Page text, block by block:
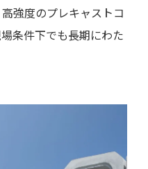
強度のプレキャストコ
条件下でも長期にわた